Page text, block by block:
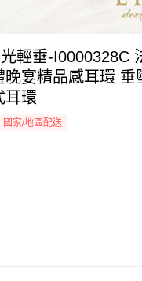
輕垂-I0000328C
晚宴精品感耳環 垂
耳環
國家/地區配送